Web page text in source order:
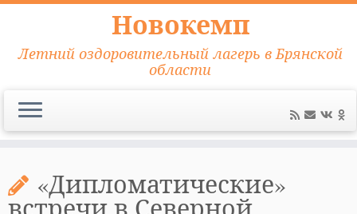
содержимому
Новокемп
Летний оздоровительный лагерь в Брянской
области
«Дипломатические»